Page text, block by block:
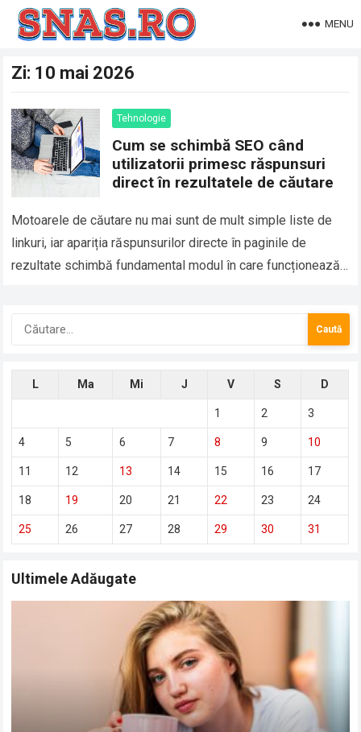
MENU
Zi: 10 mai 2026
Tehnologie
Cum se schimbă SEO când
utilizatorii primesc răspunsuri
direct în rezultatele de căutare
Motoarele de căutare nu mai sunt de mult simple liste de
linkuri, iar apariția răspunsurilor directe în paginile de
rezultate schimbă fundamental modul în care funcționează
Caută
după:
L Ma Mi J V S D
1 2 3
4 5 6 7 8 9 10
11 12 13 14 15 16 17
18 19 20 21 22 23 24
25 26 27 28 29 30 31
Ultimele Adăugate